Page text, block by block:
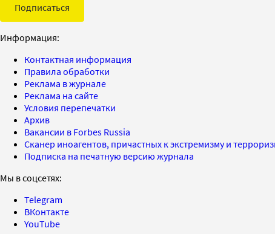
Подписаться
Информация:
Контактная информация
Правила обработки
Реклама в журнале
Реклама на сайте
Условия перепечатки
Архив
Вакансии в Forbes Russia
Сканер иноагентов, причастных к экстремизму и
Подписка на печатную версию журнала
Мы в соцсетях:
Telegram
ВКонтакте
YouTube